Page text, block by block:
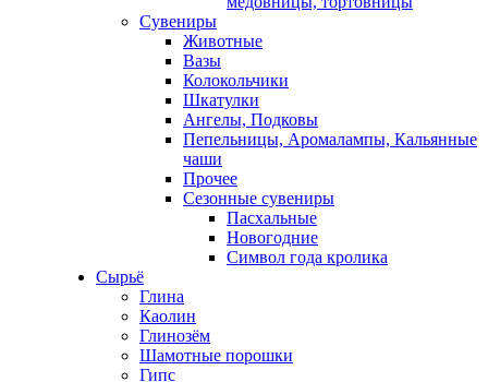
Сувениры
Животные
Вазы
Колокольчики
Шкатулки
Ангелы, Подковы
Пепельницы, Аромалампы, Кальянные
чаши
Прочее
Сезонные сувениры
Пасхальные
Новогодние
Символ года кролика
Сырьё
Глина
Каолин
Глинозём
Шамотные порошки
Гипс